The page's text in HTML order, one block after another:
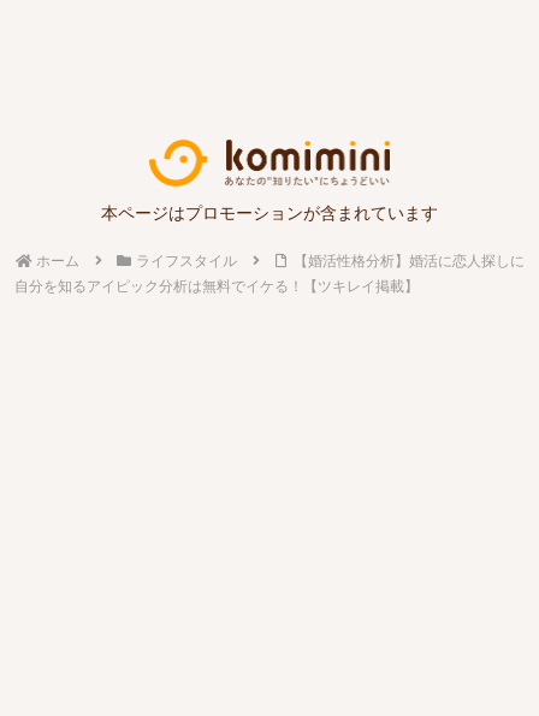
本ページはプロモーションが含まれています
ホーム ライフスタイル
【婚活性格分析】婚活に恋人探しに
自分を知るアイピック分析は無料でイケる！【ツキレイ掲載】